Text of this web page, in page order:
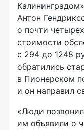
Антон
о почти
стоимости
с 294 до 1248
обратились
в Пионерском
и он направил
«Люди
им объявили о